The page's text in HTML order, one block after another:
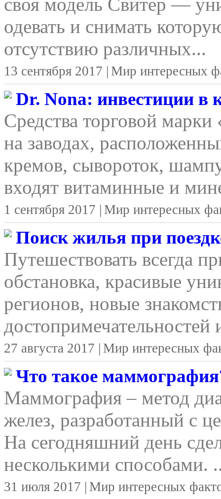
одевать и снимать
отсутствию различных...
13 сентября 2017 | Мир интересных
Dr. Nona: инвестиции в
Средства торговой
на заводах,
кремов, сывороток,
входят витаминные и
1 сентября 2017 | Мир интересных
Поиск жилья при
Путешествовать всегда
обстановка, красивые
регионов, новые
достопримечательностей
27 августа 2017 | Мир интересных
Что такое
Маммография – метод
желез, разработанный с
На сегодняшний день
несколькими способами.
31 июля 2017 | Мир интересных